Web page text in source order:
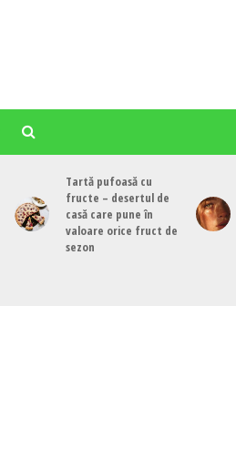
Tartă pufoasă cu
fructe – desertul de
casă care pune în
valoare orice fruct de
sezon